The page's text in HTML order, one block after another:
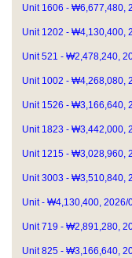
Unit 1606 - ₩6,677,480,
Unit 1202 - ₩4,130,400,
Unit 521 - ₩2,478,240,
Unit 1002 - ₩4,268,080,
Unit 1526 - ₩3,166,640,
Unit 1823 - ₩3,442,000,
Unit 1215 - ₩3,028,960,
Unit 3003 - ₩3,510,840,
Unit - ₩4,130,400, 2026/
Unit 719 - ₩2,891,280,
Unit 825 - ₩3,166,640,